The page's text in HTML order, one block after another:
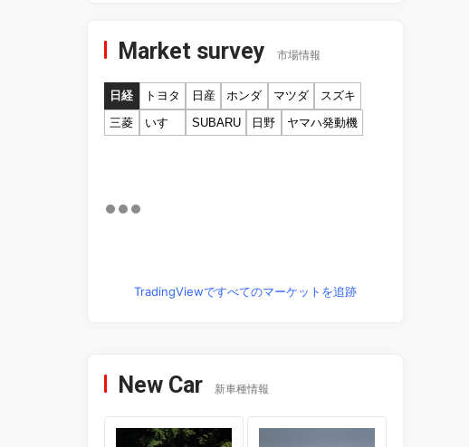
Market survey 市場情報
日経 トヨタ 日産 ホンダ マツダ
スズキ
三菱
いすゞ SUBARU 日野 ヤマハ発動機
TradingViewですべてのマーケットを追跡
New Car 新車種情報